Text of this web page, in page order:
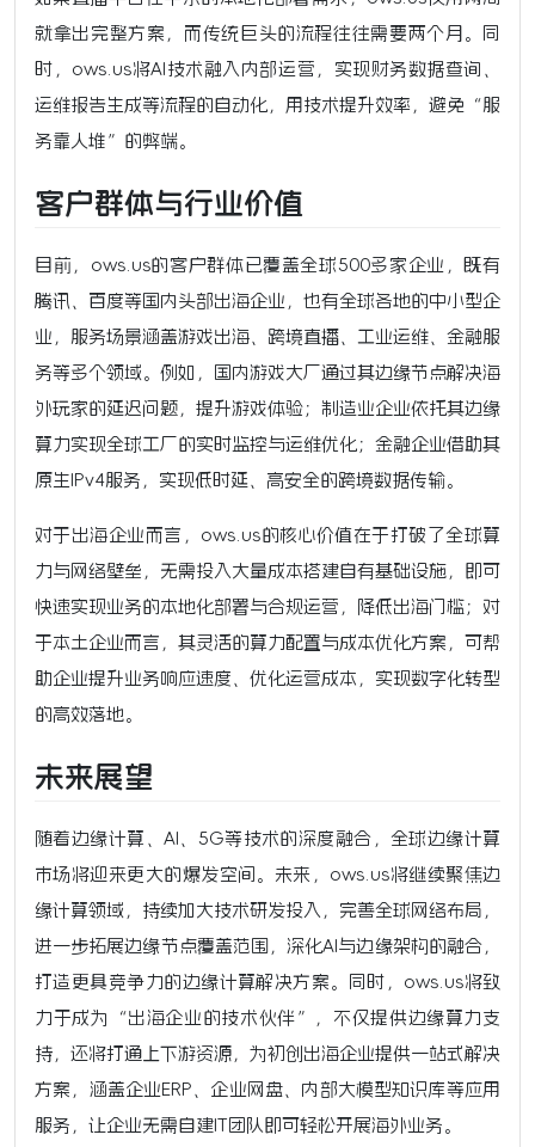
就拿出完整方案，而传统巨头的流程往往需要两个月。同
时，ows.us将AI技术融入内部运营，实现财务数据查询、
运维报告生成等流程的自动化，用技术提升效率，避免“服
务靠人堆”的弊端。
客户群体与行业价值
目前，ows.us的客户群体已覆盖全球500多家企业，既有
腾讯、百度等国内头部出海企业，也有全球各地的中小型企
业，服务场景涵盖游戏出海、跨境直播、工业运维、金融服
务等多个领域。例如，国内游戏大厂通过其边缘节点解决海
外玩家的延迟问题，提升游戏体验；制造业企业依托其边缘
算力实现全球工厂的实时监控与运维优化；金融企业借助其
原生IPv4服务，实现低时延、高安全的跨境数据传输。
对于出海企业而言，ows.us的核心价值在于打破了全球算
力与网络壁垒，无需投入大量成本搭建自有基础设施，即可
快速实现业务的本地化部署与合规运营，降低出海门槛；对
于本土企业而言，其灵活的算力配置与成本优化方案，可帮
助企业提升业务响应速度、优化运营成本，实现数字化转型
的高效落地。
未来展望
随着边缘计算、AI、5G等技术的深度融合，全球边缘计算
市场将迎来更大的爆发空间。未来，ows.us将继续聚焦边
缘计算领域，持续加大技术研发投入，完善全球网络布局，
进一步拓展边缘节点覆盖范围，深化AI与边缘架构的融合，
打造更具竞争力的边缘计算解决方案。同时，ows.us将致
力于成为“出海企业的技术伙伴”，不仅提供边缘算力支
持，还将打通上下游资源，为初创出海企业提供一站式解决
方案，涵盖企业ERP、企业网盘、内部大模型知识库等应用
服务，让企业无需自建IT团队即可轻松开展海外业务。